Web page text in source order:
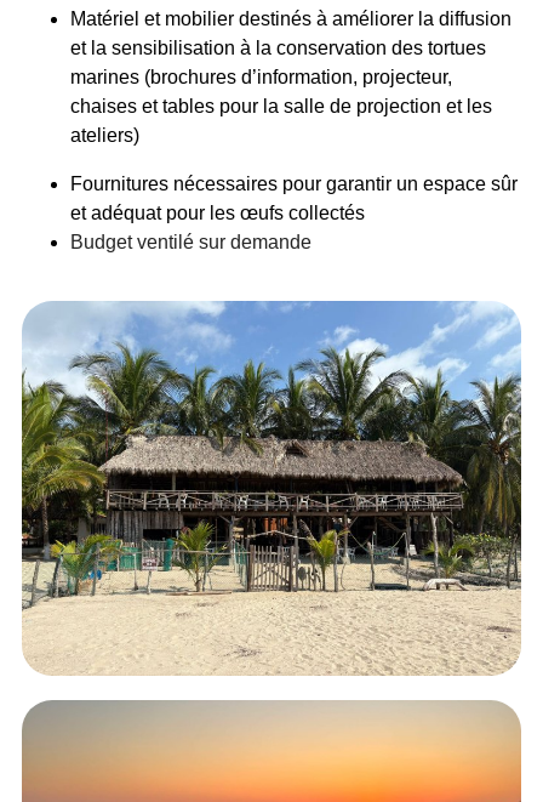
Matériel et mobilier destinés à améliorer la diffusion
et la sensibilisation à la conservation des tortues
marines (brochures d’information, projecteur,
chaises et tables pour la salle de projection et les
ateliers)
Fournitures nécessaires pour garantir un espace sûr
et adéquat pour les œufs collectés
Budget ventilé sur demande